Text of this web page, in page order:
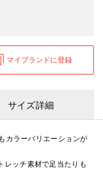
マイブランドに登録
サイズ詳細
カラーバリエーションが
レッチ素材で足当たりも